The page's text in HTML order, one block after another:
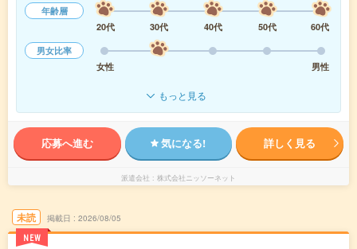
年齢層
20代
30代 40代 50代
60代
男女比率
女性
男性
もっと見る
応募へ進む 気になる! 詳しく見る
派遣会社 株式会社ニッソーネット
未読
NEW
掲載日 2026/08/05